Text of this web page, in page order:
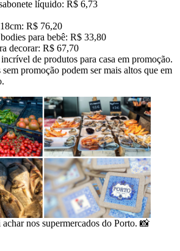
líquido: R$ 6,73
R$ 76,20
para bebê: R$ 33,80
decorar: R$ 67,70
de produtos para casa em promoção.
sem promoção podem ser mais altos que em
nos supermercados do Porto. 📸